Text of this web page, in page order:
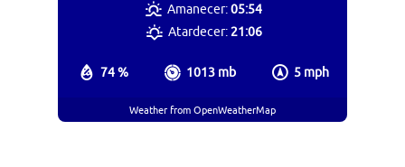
74 % 1013 mb 5 mph
Amanecer:05:54
Atardecer:21:06
Weather from OpenWeatherMap